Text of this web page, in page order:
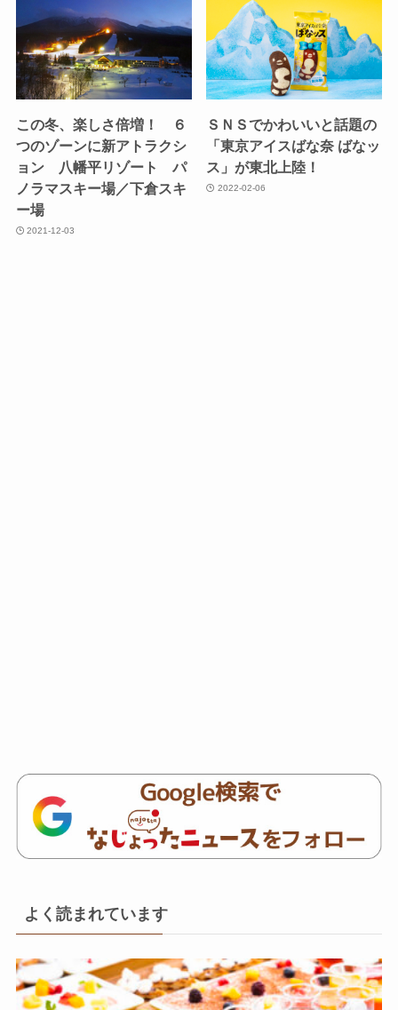
この冬、楽しさ倍増！ ６
つのゾーンに新アトラクシ
ョン 八幡平リゾート パ
ノラマスキー場／下倉スキ
ー場
2021-12-03
ＳＮＳでかわいいと話題の
「東京アイスばな奈 ばなッ
ス」が東北上陸！
2022-02-06
よく読まれています